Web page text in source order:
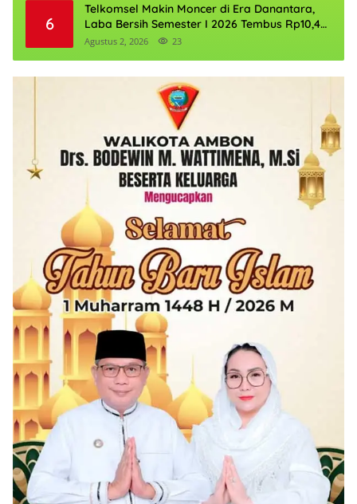
6
Telkomsel Makin Moncer di Era Danantara,
Laba Bersih Semester I 2026 Tembus Rp10,4
Triliun
Agustus 2, 2026 23